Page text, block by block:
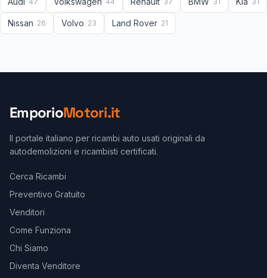
Nissan 26 Volvo 23 Land Rover 21
EmporioMotori.it
Il portale italiano per ricambi auto usati originali da
autodemolizioni e ricambisti certificati.
Cerca Ricambi
Preventivo Gratuito
Venditori
Come Funziona
Chi Siamo
Diventa Venditore